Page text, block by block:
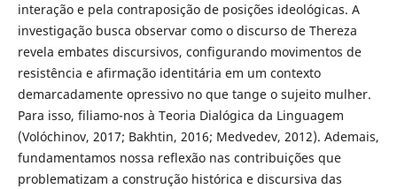
interação e pela contraposição de posições ideológicas. A
investigação busca observar como o discurso de Thereza
revela embates discursivos, configurando movimentos de
resistência e afirmação identitária em um contexto
demarcadamente opressivo no que tange o sujeito mulher.
Para isso, filiamo-nos à Teoria Dialógica da Linguagem
(Volóchinov, 2017; Bakhtin, 2016; Medvedev, 2012). Ademais,
fundamentamos nossa reflexão nas contribuições que
problematizam a construção histórica e discursiva das